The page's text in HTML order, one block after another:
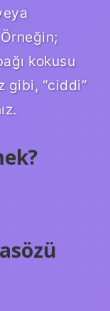
kokusu
gibi, “ciddi”